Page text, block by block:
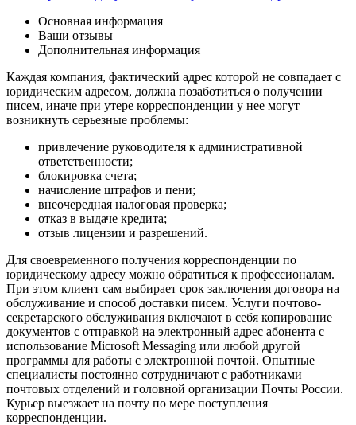
Основная информация
Ваши отзывы
Дополнительная информация
Каждая компания, фактический адрес которой не совпадает с
юридическим адресом, должна позаботиться о получении
писем, иначе при утере корреспонденции у нее могут
возникнуть серьезные проблемы:
привлечение руководителя к административной
ответственности;
блокировка счета;
начисление штрафов и пени;
внеочередная налоговая проверка;
отказ в выдаче кредита;
отзыв лицензии и разрешений.
Для своевременного получения корреспонденции по
юридическому адресу можно обратиться к профессионалам.
При этом клиент сам выбирает срок заключения договора на
обслуживание и способ доставки писем. Услуги почтово-
секретарского обслуживания включают в себя копирование
документов с отправкой на электронный адрес абонента с
использование Microsoft Messaging или любой другой
программы для работы с электронной почтой. Опытные
специалисты постоянно сотрудничают с работниками
почтовых отделений и головной организации Почты России.
Курьер выезжает на почту по мере поступления
корреспонденции.